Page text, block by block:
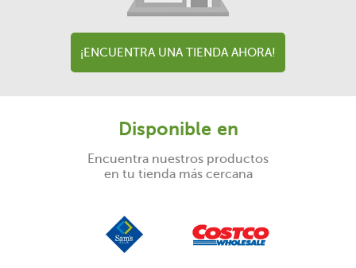
¡ENCUENTRA UNA TIENDA AHORA!
Disponible en
Encuentra nuestros productos
en tu tienda más cercana